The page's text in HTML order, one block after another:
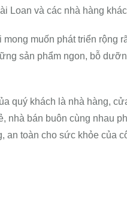
Loan và các nhà hàng
muốn phát triển rộng
sản phẩm ngon, bỗ
quý khách là nhà hàng,
nhà bán buôn cùng nhau
an toàn cho sức khỏe của